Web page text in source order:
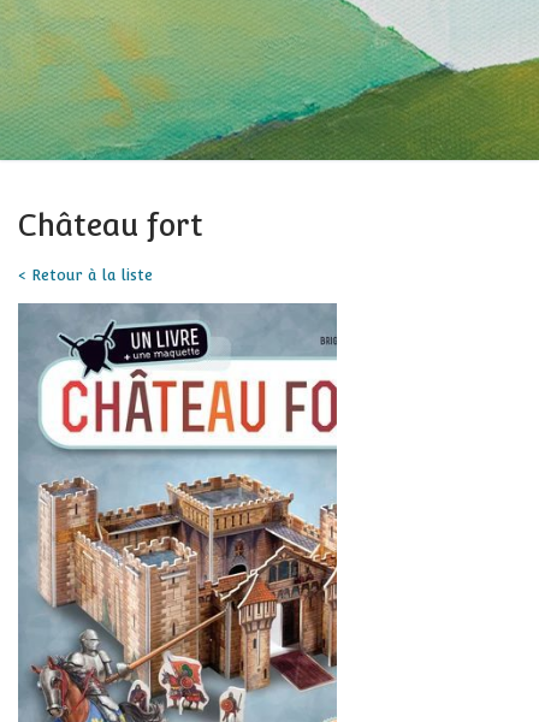
Château fort
< Retour à la liste